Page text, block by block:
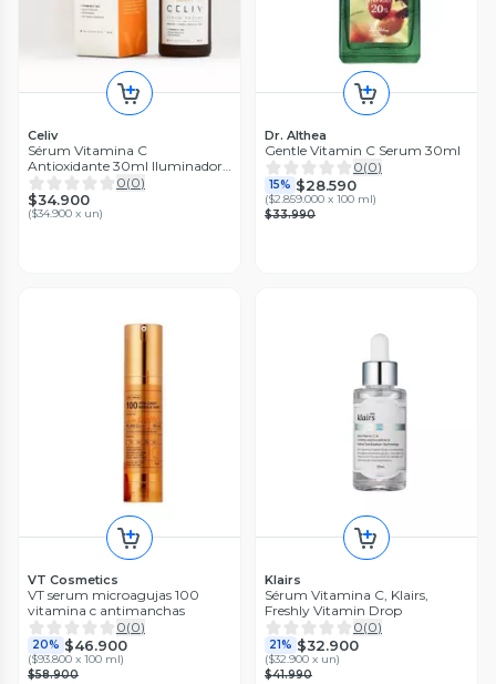
Celiv
Sérum Vitamina C
Antioxidante 30ml Iluminador
CELIV
0(0)
$34.900
($34.900 x un)
Dr. Althea
Gentle Vitamin C Serum 30ml
0(0)
15% $28.590
($2.859.000 x 100 ml)
$33.990
VT Cosmetics
VT serum microagujas 100
vitamina c antimanchas
0(0)
20% $46.900
($93.800 x 100 ml)
$58.900
Klairs
Sérum Vitamina C, Klairs,
Freshly Vitamin Drop
0(0)
21% $32.900
($32.900 x un)
$41.990